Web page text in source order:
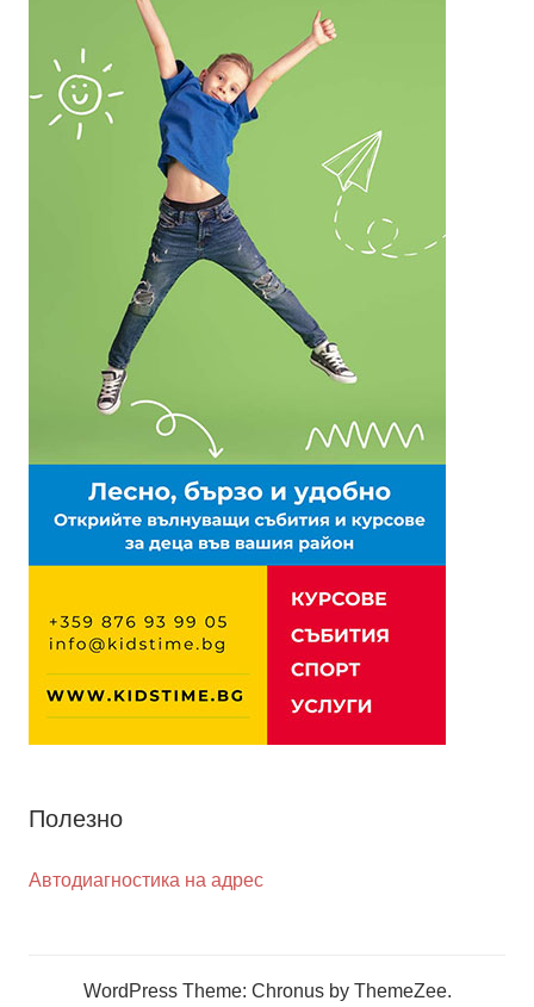
Полезно
Автодиагностика на адрес
WordPress Theme: Chronus by ThemeZee.